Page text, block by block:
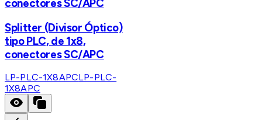
conectores SC/APC
Splitter (Divisor Óptico)
tipo PLC, de 1x8,
conectores SC/APC
LP-PLC-1X8APCLP-PLC-
1X8APC